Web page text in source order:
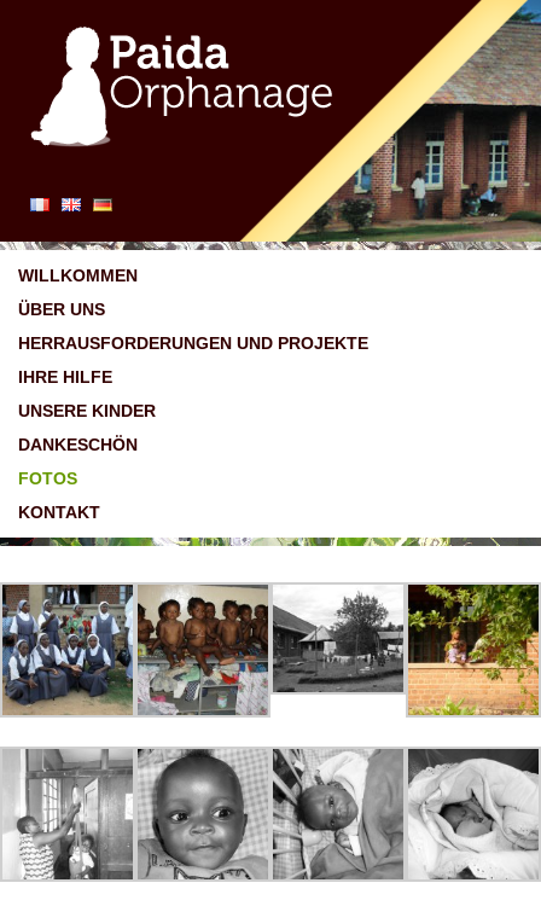
WILLKOMMEN
ÜBER UNS
HERRAUSFORDERUNGEN UND PROJEKTE
IHRE HILFE
UNSERE KINDER
DANKESCHÖN
FOTOS
KONTAKT